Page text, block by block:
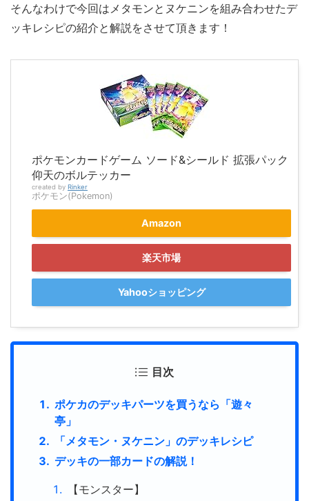
そんなわけで今回はメタモンとヌケニンを組み合わせたデ
ッキレシピの紹介と解説をさせて頂きます！
ポケモンカードゲーム ソード&シールド 拡張パック
仰天のボルテッカー
created by Rinker
ポケモン(Pokemon)
Amazon
楽天市場
Yahooショッピング
目次
ポケカのデッキパーツを買うなら「遊々
亭」
「メタモン・ヌケニン」のデッキレシピ
デッキの一部カードの解説！
【モンスター】